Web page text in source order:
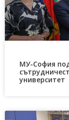
МУ-София
университет